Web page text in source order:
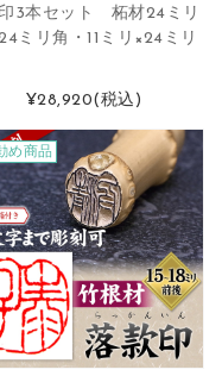
3本セット 柘材24ミリ
ミリ角・11ミリ×24ミリ
¥28,920(税込)
め商品